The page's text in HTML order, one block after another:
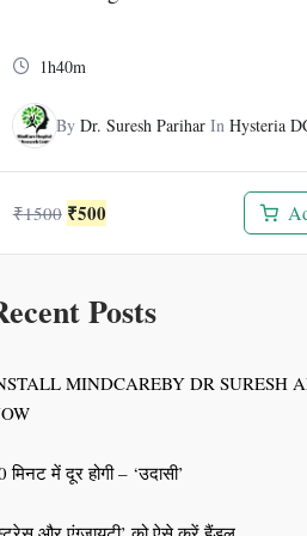
1h40m
By Dr. Suresh PariharIn Hysteria
₹1500 Original
₹1500.
₹500Current
₹500.
Posts
MINDCAREBY DR SURESH
मिनट में दूर होगी – ‘उदासी’